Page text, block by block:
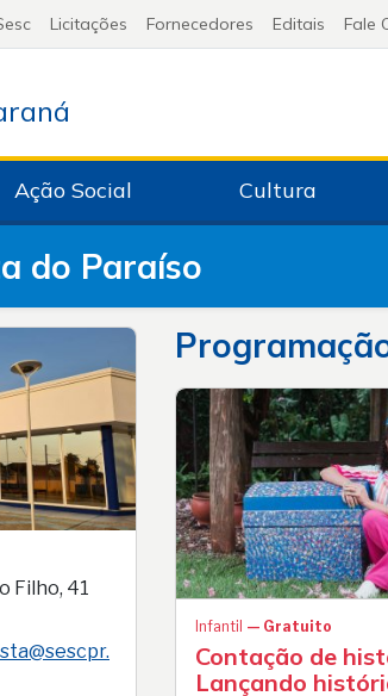
Licitações Fornecedores Editais Fale
Ação Social Cultura
do Paraíso
Infantil — Gratuito
Contação de
Lançando
Filho, 41